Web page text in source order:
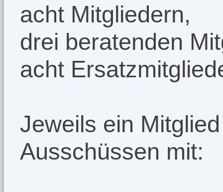
acht Mitgliedern,
drei beratenden
acht
Jeweils ein
Ausschüssen mit: